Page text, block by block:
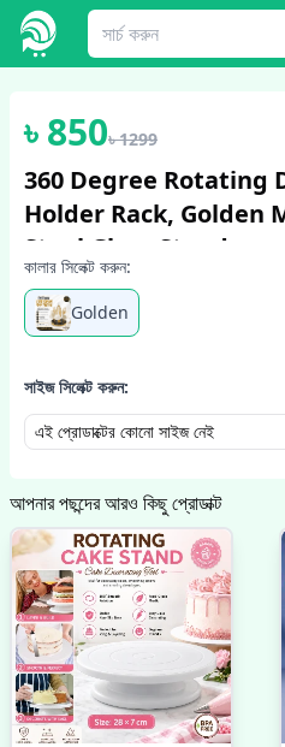
৳850৳1299
360 Degree Rotating
Holder Rack, Golden
Steel Glass Stand
কালার সিলেক্ট করুন:
Golden
সাইজ সিলেক্ট করুন:
এই প্রোডাক্টের কোনো সাইজ নেই
আপনার পছন্দের আরও কিছু প্রোডাক্ট